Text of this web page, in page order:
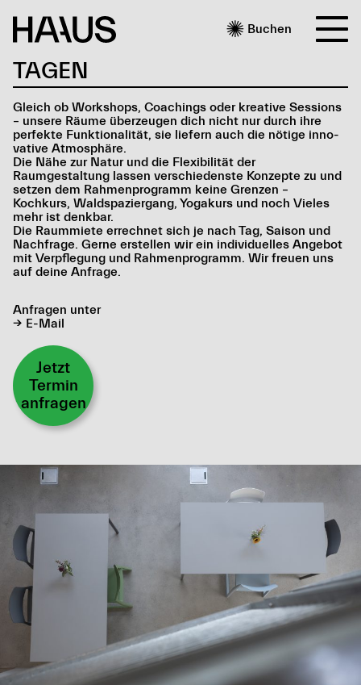
 Buchen
TAGEN
Gleich ob Work­shops, Coachings oder krea­tive Sessions
– unsere Räume über­zeu­gen dich nicht nur durch ihre
per­fek­te Funk­tio­na­li­tät, sie lie­fern auch die nö­ti­ge in­no­
va­ti­ve At­mos­phäre.
Die Nähe zur Natur und die Flexibilität der
Raumgestaltung lassen verschiedenste Konzepte zu und
setzen dem Rahmenprogramm keine Grenzen –
Kochkurs, Waldspaziergang, Yogakurs und noch Vieles
mehr ist denkbar.
Die Raummiete errechnet sich je nach Tag, Saison und
Nachfrage. Gerne erstellen wir ein individuelles Angebot
mit Verpflegung und Rahmenprogramm. Wir freuen uns
auf deine Anfrage.
Anfragen unter
→ E-Mail
Jetzt
Termin
anfragen